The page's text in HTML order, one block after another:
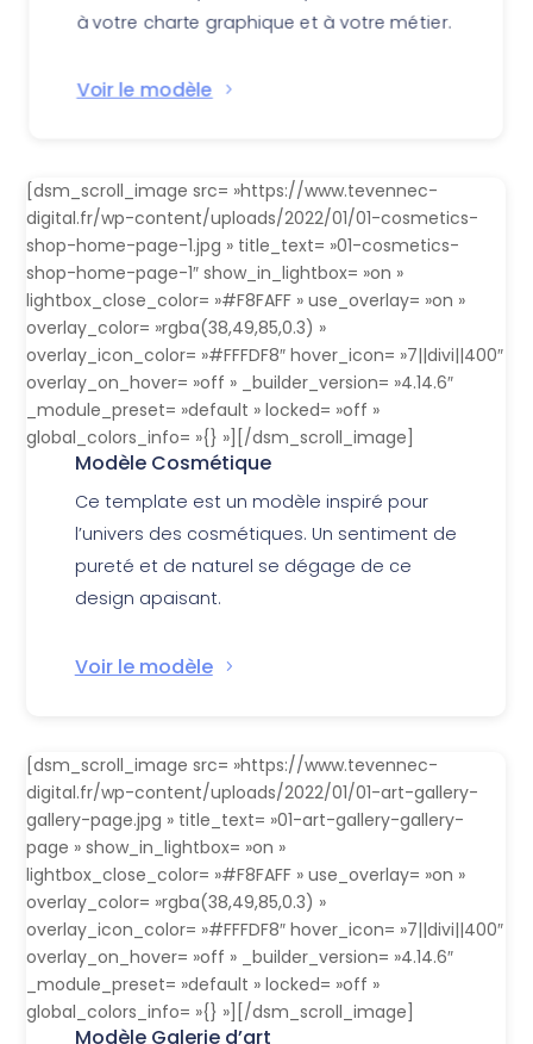
à votre charte graphique et à votre métier.
Voir le modèle
[dsm_scroll_image src= »https://www.tevennec-
digital.fr/wp-content/uploads/2022/01/01-cosmetics-
shop-home-page-1.jpg » title_text= »01-cosmetics-
shop-home-page-1″ show_in_lightbox= »on »
lightbox_close_color= »#F8FAFF » use_overlay= »on »
overlay_color= »rgba(38,49,85,0.3) »
overlay_icon_color= »#FFFDF8″ hover_icon= »7||divi||400″
overlay_on_hover= »off » _builder_version= »4.14.6″
_module_preset= »default » locked= »off »
global_colors_info= »{} »][/dsm_scroll_image]
Modèle Cosmétique
Ce template est un modèle inspiré pour
l’univers des cosmétiques. Un sentiment de
pureté et de naturel se dégage de ce
design apaisant.
Voir le modèle
[dsm_scroll_image src= »https://www.tevennec-
digital.fr/wp-content/uploads/2022/01/01-art-gallery-
gallery-page.jpg » title_text= »01-art-gallery-gallery-
page » show_in_lightbox= »on »
lightbox_close_color= »#F8FAFF » use_overlay= »on »
overlay_color= »rgba(38,49,85,0.3) »
overlay_icon_color= »#FFFDF8″ hover_icon= »7||divi||400″
overlay_on_hover= »off » _builder_version= »4.14.6″
_module_preset= »default » locked= »off »
global_colors_info= »{} »][/dsm_scroll_image]
Modèle Galerie d’art